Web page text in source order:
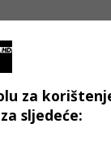
za
sljedeće: